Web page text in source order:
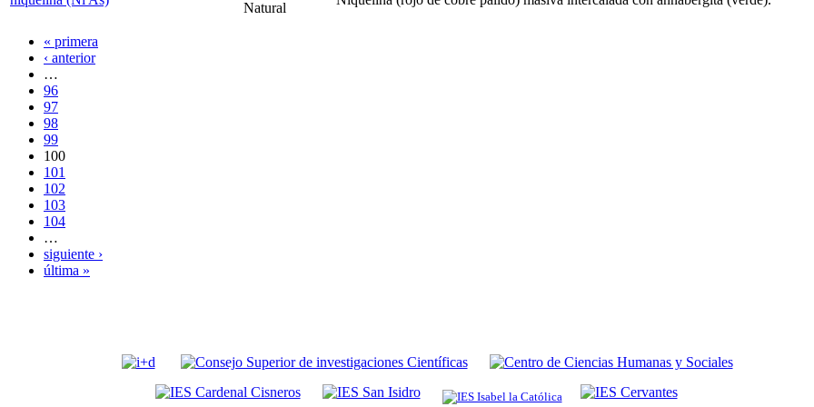
Natural
« primera
‹ anterior
…
96
97
98
99
100
101
102
103
104
…
siguiente ›
última »